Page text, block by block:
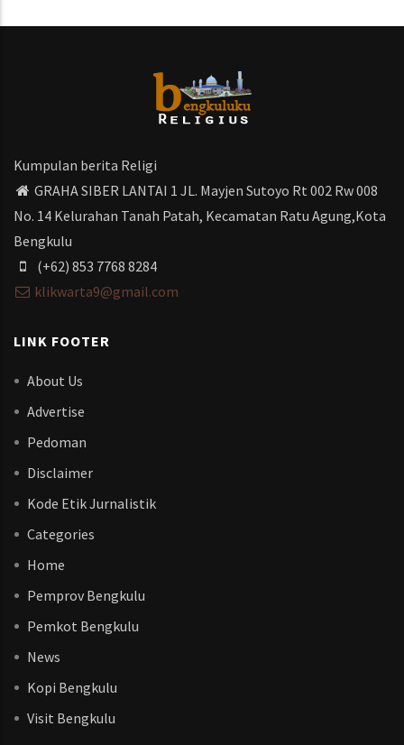
Kumpulan berita Religi
GRAHA SIBER LANTAI 1 JL. Mayjen Sutoyo Rt 002 Rw 008
No. 14 Kelurahan Tanah Patah, Kecamatan Ratu Agung,Kota
Bengkulu
(+62) 853 7768 8284
klikwarta9@gmail.com
LINK FOOTER
About Us
Advertise
Pedoman
Disclaimer
Kode Etik Jurnalistik
Categories
Home
Pemprov Bengkulu
Pemkot Bengkulu
News
Kopi Bengkulu
Visit Bengkulu